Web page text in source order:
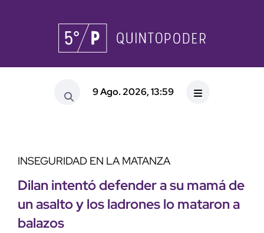
9 Ago. 2026, 13:59
INSEGURIDAD EN LA MATANZA
Dilan intentó defender a su mamá de
un asalto y los ladrones lo mataron a
balazos